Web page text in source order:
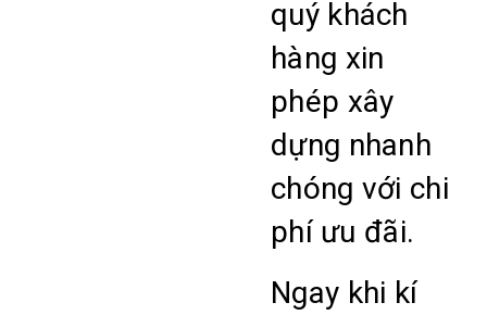
quý khách
hàng xin
phép xây
dựng nhanh
chóng với chi
phí ưu đãi.
Ngay khi kí